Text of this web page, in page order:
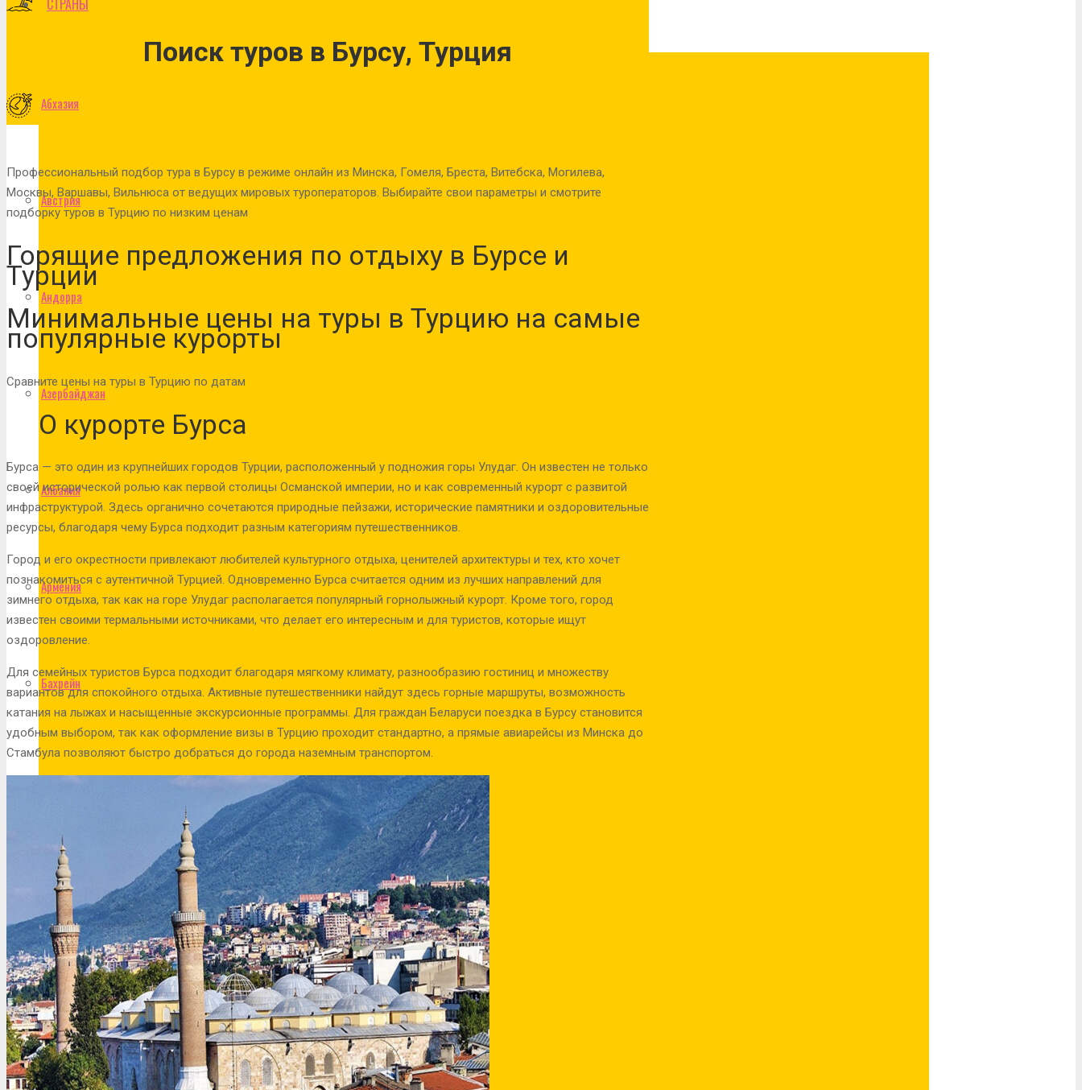
СТРАНЫ
Абхазия
Австрия
Андорра
Азербайджан
Албания
Армения
Бахрейн
Беларусь
Аргентина
Болгария
Бразилия
Поиск туров в Бурсу, Турция
Профессиональный подбор тура в Бурсу в режиме онлайн из Минска, Гомеля, Бреста, Витебска, Могилева,
Москвы, Варшавы, Вильнюса от ведущих мировых туроператоров. Выбирайте свои параметры и смотрите
подборку туров в Турцию по низким ценам
Горящие предложения по отдыху в Бурсе и
Турции
Минимальные цены на туры в Турцию на самые
популярные курорты
Сравните цены на туры в Турцию по датам
О курорте Бурса
Бурса — это один из крупнейших городов Турции, расположенный у подножия горы Улудаг. Он известен не только
своей исторической ролью как первой столицы Османской империи, но и как современный курорт с развитой
инфраструктурой. Здесь органично сочетаются природные пейзажи, исторические памятники и оздоровительные
ресурсы, благодаря чему Бурса подходит разным категориям путешественников.
Город и его окрестности привлекают любителей культурного отдыха, ценителей архитектуры и тех, кто хочет
познакомиться с аутентичной Турцией. Одновременно Бурса считается одним из лучших направлений для
зимнего отдыха, так как на горе Улудаг располагается популярный горнолыжный курорт. Кроме того, город
известен своими термальными источниками, что делает его интересным и для туристов, которые ищут
оздоровление.
Для семейных туристов Бурса подходит благодаря мягкому климату, разнообразию гостиниц и множеству
вариантов для спокойного отдыха. Активные путешественники найдут здесь горные маршруты, возможность
катания на лыжах и насыщенные экскурсионные программы. Для граждан Беларуси поездка в Бурсу становится
удобным выбором, так как оформление визы в Турцию проходит стандартно, а прямые авиарейсы из Минска до
Стамбула позволяют быстро добраться до города наземным транспортом.